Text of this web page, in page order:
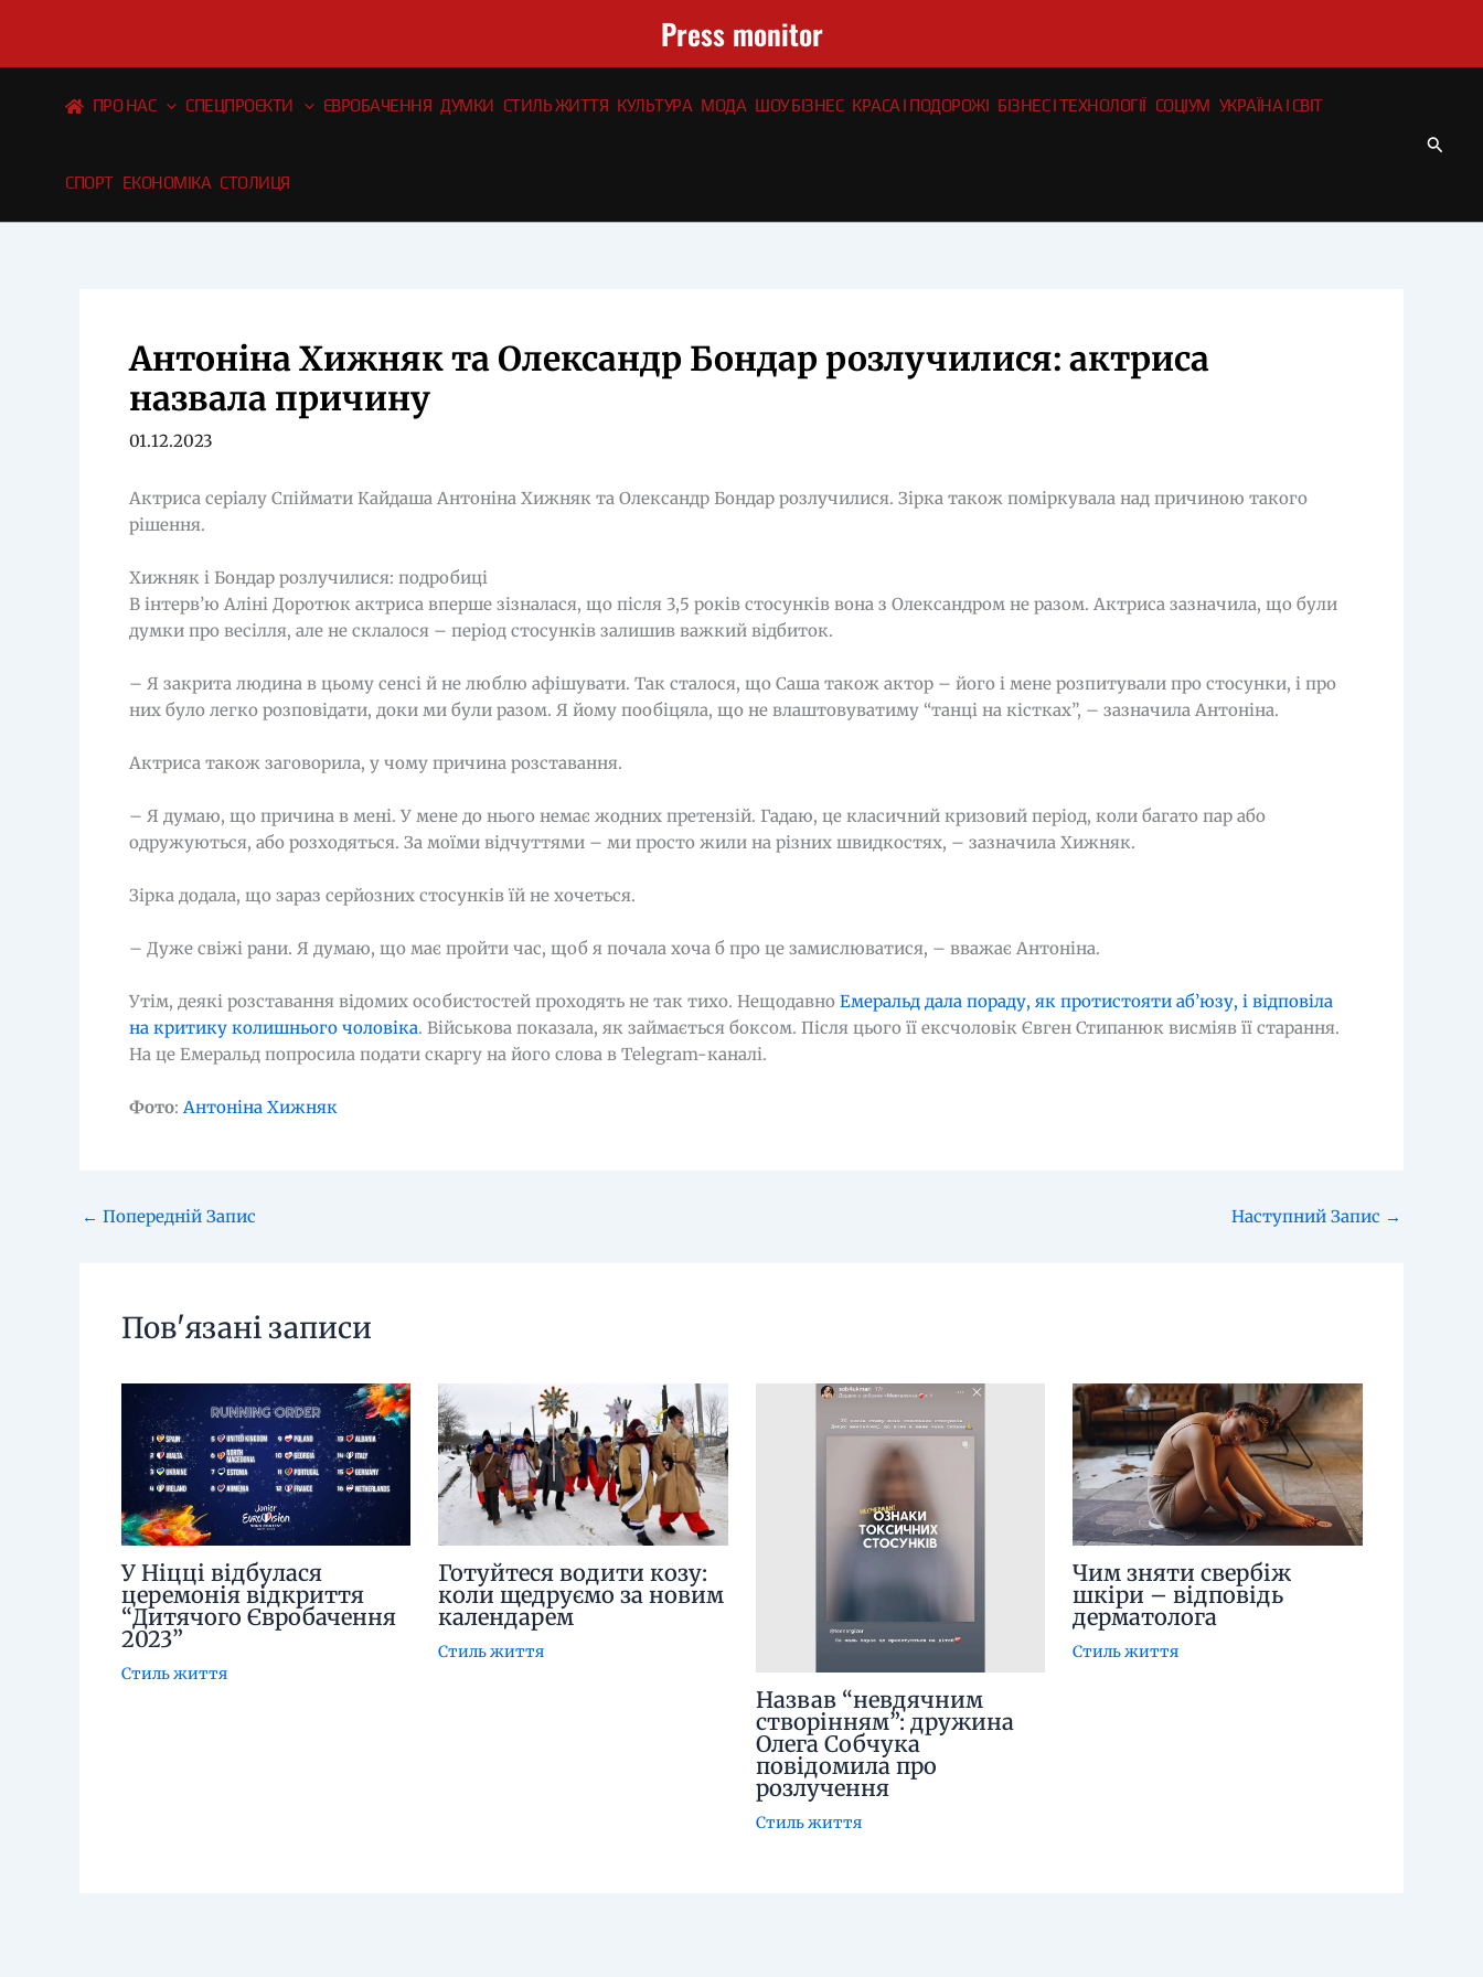
вмісту
Press monitor
ПРО НАС СПЕЦПРОЄКТИ ЄВРОБАЧЕННЯ ДУМКИ СТИЛЬ ЖИТТЯ КУЛЬТУРА МОДА ШОУ БІЗНЕС КРАСА І ПОДОРОЖІ БІЗНЕС І ТЕХНОЛОГІЇ СОЦІУМ УКРАЇНА І СВІТ
СПОРТ ЕКОНОМІКА СТОЛИЦЯ
Антоніна Хижняк та Олександр Бондар розлучилися: актриса
назвала причину
01.12.2023
Актриса серіалу Спіймати Кайдаша Антоніна Хижняк та Олександр Бондар розлучилися. Зірка також поміркувала над причиною такого
рішення.
Хижняк і Бондар розлучилися: подробиці
В інтерв’ю Аліні Доротюк актриса вперше зізналася, що після 3,5 років стосунків вона з Олександром не разом. Актриса зазначила, що були
думки про весілля, але не склалося – період стосунків залишив важкий відбиток.
– Я закрита людина в цьому сенсі й не люблю афішувати. Так сталося, що Саша також актор – його і мене розпитували про стосунки, і про
них було легко розповідати, доки ми були разом. Я йому пообіцяла, що не влаштовуватиму “танці на кістках”, – зазначила Антоніна.
Актриса також заговорила, у чому причина розставання.
– Я думаю, що причина в мені. У мене до нього немає жодних претензій. Гадаю, це класичний кризовий період, коли багато пар або
одружуються, або розходяться. За моїми відчуттями – ми просто жили на різних швидкостях, – зазначила Хижняк.
Зірка додала, що зараз серйозних стосунків їй не хочеться.
– Дуже свіжі рани. Я думаю, що має пройти час, щоб я почала хоча б про це замислюватися, – вважає Антоніна.
Утім, деякі розставання відомих особистостей проходять не так тихо. Нещодавно Емеральд дала пораду, як протистояти аб’юзу, і відповіла
на критику колишнього чоловіка. Військова показала, як займається боксом. Після цього її ексчоловік Євген Стипанюк висміяв її старання.
На це Емеральд попросила подати скаргу на його слова в Telegram-каналі.
Фото: Антоніна Хижняк
← Попередній Запис Наступний Запис →
Пов'язані записи
У Ніцці відбулася
церемонія відкриття
“Дитячого Євробачення
2023”
Стиль життя
Готуйтеся водити козу:
коли щедруємо за новим
календарем
Стиль життя
Назвав “невдячним
створінням”: дружина
Олега Собчука
повідомила про
розлучення
Стиль життя
Чим зняти свербіж
шкіри – відповідь
дерматолога
Стиль життя